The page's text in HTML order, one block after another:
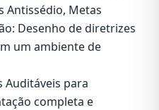
Antissédio, Metas
Desenho de diretrizes
um ambiente de
Auditáveis para
completa e